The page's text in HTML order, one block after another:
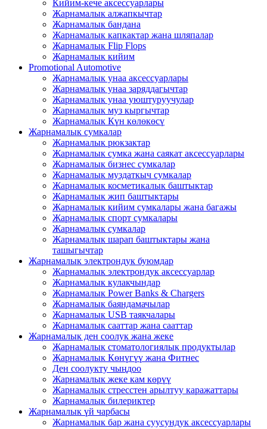
Кийим-кече аксессуарлары
Жарнамалык алжапкычтар
Жарнамалык бандана
Жарнамалык капкактар ​​жана шляпалар
Жарнамалык Flip Flops
Жарнамалык кийим
Promotional Automotive
Жарнамалык унаа аксессуарлары
Жарнамалык унаа заряддагычтар
Жарнамалык унаа уюштуруучулар
Жарнамалык муз кыргычтар
Жарнамалык Күн көлөкөсү
Жарнамалык сумкалар
Жарнамалык рюкзактар
Жарнамалык сумка жана саякат аксессуарлары
Жарнамалык бизнес сумкалар
Жарнамалык муздаткыч сумкалар
Жарнамалык косметикалык баштыктар
Жарнамалык жип баштыктары
Жарнамалык кийим сумкалары жана багажы
Жарнамалык спорт сумкалары
Жарнамалык сумкалар
Жарнамалык шарап баштыктары жана
ташыгычтар
Жарнамалык электрондук буюмдар
Жарнамалык электрондук аксессуарлар
Жарнамалык кулакчындар
Жарнамалык Power Banks & Chargers
Жарнамалык баяндамачылар
Жарнамалык USB таякчалары
Жарнамалык сааттар жана сааттар
Жарнамалык ден соолук жана жеке
Жарнамалык стоматологиялык продуктылар
Жарнамалык Көнүгүү жана Фитнес
Ден соолукту чыңдоо
Жарнамалык жеке кам көрүү
Жарнамалык стресстен арылтуу каражаттары
Жарнамалык билериктер
Жарнамалык үй чарбасы
Жарнамалык бар жана суусундук аксессуарлары